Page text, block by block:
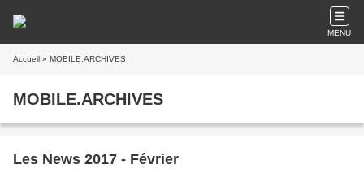
MENU
Accueil » MOBILE.ARCHIVES
MOBILE.ARCHIVES
Les News 2017 - Février